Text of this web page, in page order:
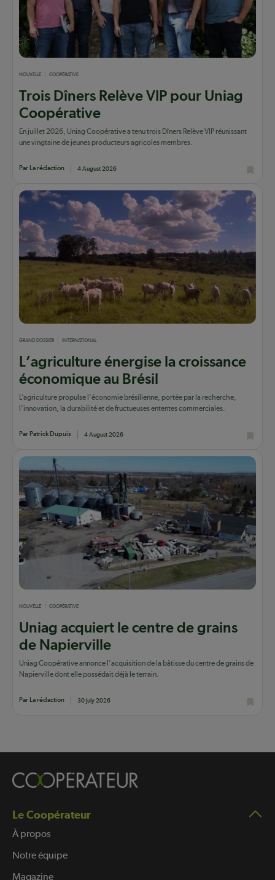
NOUVELLE COOPÉRATIVE
Trois Dîners Relève VIP pour Uniag
Coopérative
En juillet 2026, Uniag Coopérative a tenu trois Dîners Relève VIP réunissant
une vingtaine de jeunes producteurs agricoles membres.
Par La rédaction 4 August 2026
GRAND DOSSIER INTERNATIONAL
L’agriculture énergise la croissance
économique au Brésil
L’agriculture propulse l'économie brésilienne, portée par la recherche,
l’innovation, la durabilité et de fructueuses ententes commerciales.
Par Patrick Dupuis 4 August 2026
NOUVELLE COOPÉRATIVE
Uniag acquiert le centre de grains
de Napierville
Uniag Coopérative annonce l'acquisition de la bâtisse du centre de grains de
Napierville dont elle possédait déjà le terrain.
Par La rédaction 30 July 2026
Le Coopérateur
À propos
Notre équipe
Magazine